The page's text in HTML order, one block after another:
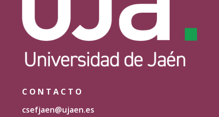
CONTACTO
csefjaen@ujaen.es